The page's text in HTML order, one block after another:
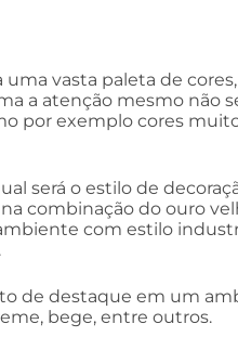
vasta paleta de cores,
a atenção mesmo não
por exemplo cores
será o estilo de
combinação do ouro
com estilo
de destaque em um
bege, entre outros.